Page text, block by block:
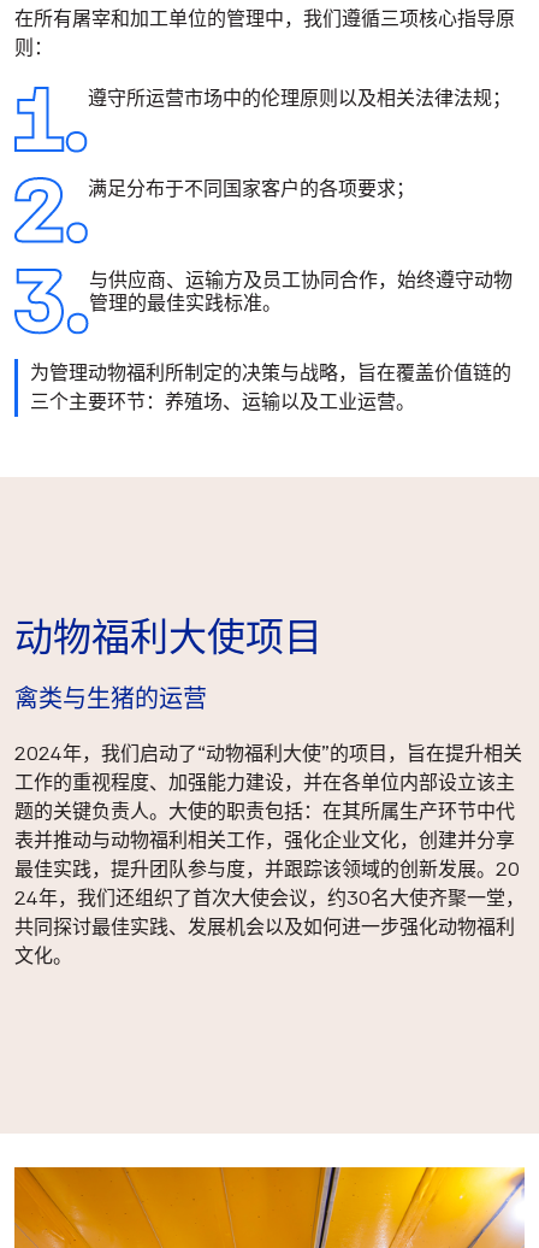
在所有屠宰和加工单位的管理中，我们遵循三项核心指导原
则：
遵守所运营市场中的伦理原则以及相关法律法规；
满足分布于不同国家客户的各项要求；
与供应商、运输方及员工协同合作，始终遵守动物
管理的最佳实践标准。
为管理动物福利所制定的决策与战略，旨在覆盖价值链的
三个主要环节：养殖场、运输以及工业运营。
动物福利大使项目
禽类与生猪的运营
2024年，我们启动了“动物福利大使”的项目，旨在提升相关
工作的重视程度、加强能力建设，并在各单位内部设立该主
题的关键负责人。大使的职责包括：在其所属生产环节中代
表并推动与动物福利相关工作，强化企业文化，创建并分享
最佳实践，提升团队参与度，并跟踪该领域的创新发展。20
24年，我们还组织了首次大使会议，约30名大使齐聚一堂，
共同探讨最佳实践、发展机会以及如何进一步强化动物福利
文化。